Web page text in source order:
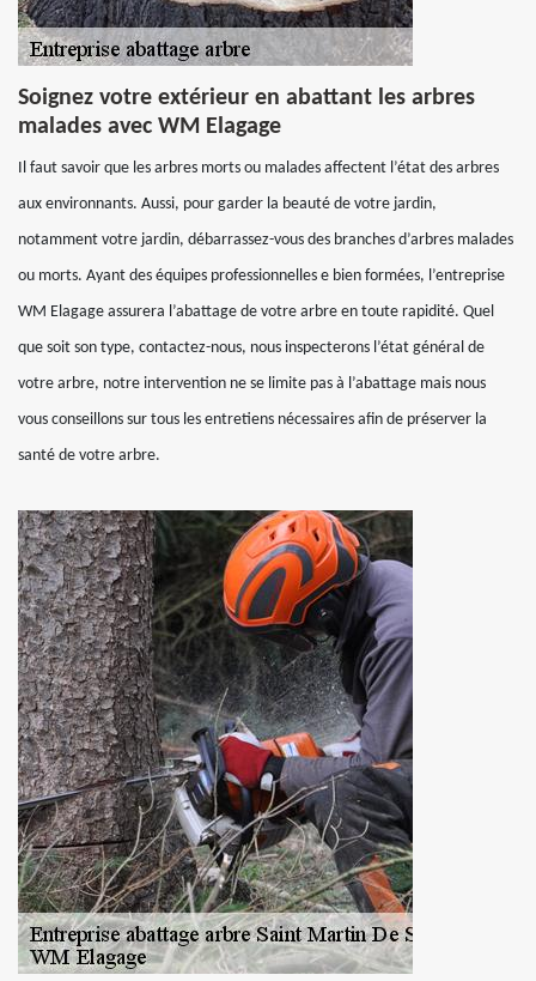
Soignez votre extérieur en abattant les arbres
malades avec WM Elagage
Il faut savoir que les arbres morts ou malades affectent l’état des arbres
aux environnants. Aussi, pour garder la beauté de votre jardin,
notamment votre jardin, débarrassez-vous des branches d’arbres malades
ou morts. Ayant des équipes professionnelles e bien formées, l’entreprise
WM Elagage assurera l’abattage de votre arbre en toute rapidité. Quel
que soit son type, contactez-nous, nous inspecterons l’état général de
votre arbre, notre intervention ne se limite pas à l’abattage mais nous
vous conseillons sur tous les entretiens nécessaires afin de préserver la
santé de votre arbre.